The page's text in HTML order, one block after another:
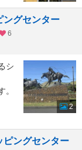
ングセンター
6
シ
2
ピングセンター